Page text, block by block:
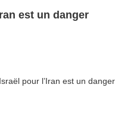
est un danger